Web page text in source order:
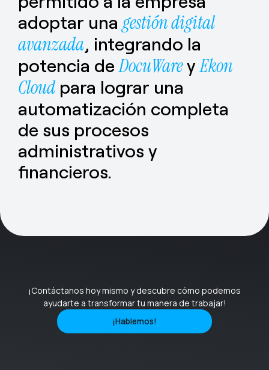
adoptar una gestión digital
avanzada, integrando la
potencia de DocuWareyEkon
Cloudpara lograr una
automatización completa
de sus procesos
administrativos y
financieros.
¡Contáctanos hoy mismo y descubre cómo podemos
ayudarte a transformar tu manera de trabajar!
¡Hablemos!